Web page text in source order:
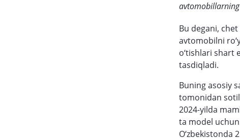
Bu degani,
avtomobilni
o‘tishlari shart
tasdiqladi.
Buning asosiy
tomonidan
2024-yilda
ta model
O‘zbekistonda